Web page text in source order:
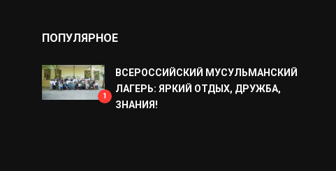
ПОПУЛЯРНОЕ
1
ВСЕРОССИЙСКИЙ МУСУЛЬМАНСКИЙ
ЛАГЕРЬ: ЯРКИЙ ОТДЫХ, ДРУЖБА,
ЗНАНИЯ!